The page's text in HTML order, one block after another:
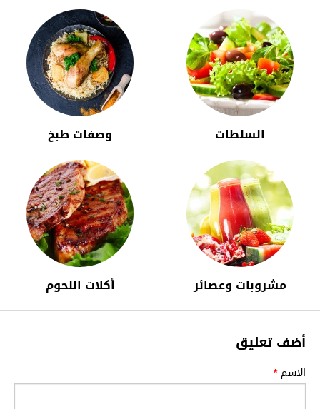
السلطات وصفات طبخ
مشروبات وعصائر أكلات اللحوم
أضف تعليق
الاسم*